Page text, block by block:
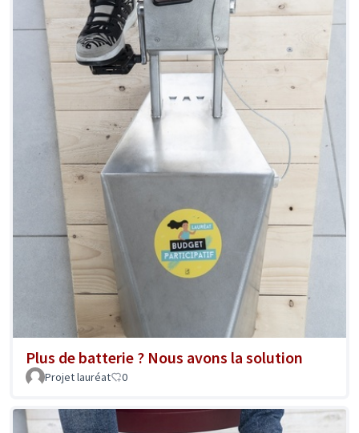
Plus de batterie ? Nous avons la solution
Projet lauréat 0